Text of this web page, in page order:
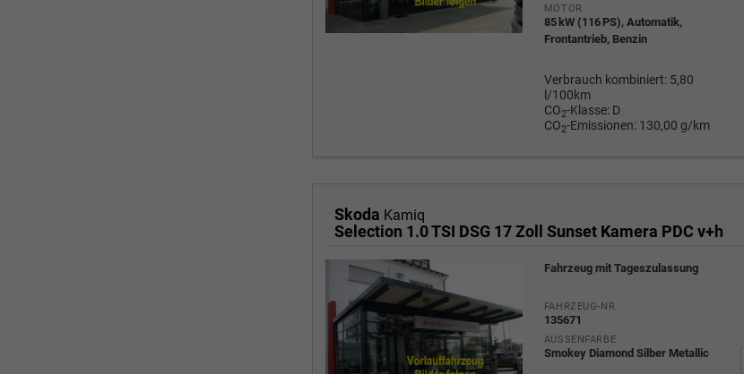
MOTOR
85 kW (116 PS), Automatik,
Frontantrieb, Benzin
Verbrauch kombiniert: 5,80
l/100km
CO2-Klasse: D
CO2-Emissionen: 130,00 g/km
Skoda Kamiq
Selection 1.0 TSI DSG 17 Zoll Sunset Kamera PDC v+h
Fahrzeug mit Tageszulassung
FAHRZEUG-NR.
135671
AUSSENFARBE
Smokey Diamond Silber Metallic